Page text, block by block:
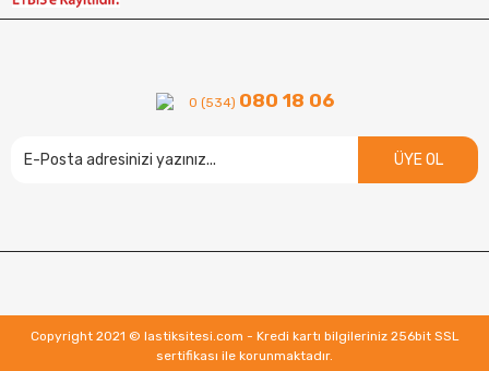
0 (534) 080 18 06
ÜYE OL
Copyright 2021 © lastiksitesi.com - Kredi kartı bilgileriniz 256bit SSL
sertifikası ile korunmaktadır.